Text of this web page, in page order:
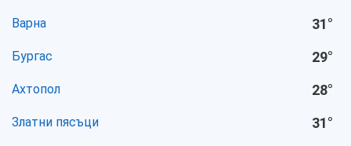
Варна 31°
Бургас 29°
Ахтопол 28°
Златни пясъци 31°